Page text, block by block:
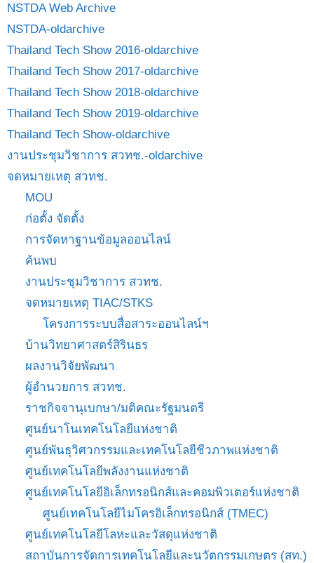
NSTDA Web Archive
NSTDA-oldarchive
Thailand Tech Show 2016-oldarchive
Thailand Tech Show 2017-oldarchive
Thailand Tech Show 2018-oldarchive
Thailand Tech Show 2019-oldarchive
Thailand Tech Show-oldarchive
งานประชุมวิชาการ สวทช.-oldarchive
จดหมายเหตุ สวทช.
MOU
ก่อตั้ง จัดตั้ง
การจัดหาฐานข้อมูลออนไลน์
ค้นพบ
งานประชุมวิชาการ สวทช.
จดหมายเหตุ TIAC/STKS
โครงการระบบสื่อสาระออนไลน์ฯ
บ้านวิทยาศาสตร์สิรินธร
ผลงานวิจัยพัฒนา
ผู้อำนวยการ สวทช.
ราชกิจจานุเบกษา/มติคณะรัฐมนตรี
ศูนย์นาโนเทคโนโลยีแห่งชาติ
ศูนย์พันธุวิศวกรรมและเทคโนโลยีชีวภาพแห่งชาติ
ศูนย์เทคโนโลยีพลังงานแห่งชาติ
ศูนย์เทคโนโลยีอิเล็กทรอนิกส์และคอมพิวเตอร์แห่งชาติ
ศูนย์เทคโนโลยีไมโครอิเล็กทรอนิกส์ (TMEC)
ศูนย์เทคโนโลยีโลหะและวัสดุแห่งชาติ
สถาบันการจัดการเทคโนโลยีและนวัตกรรมเกษตร (สท.)